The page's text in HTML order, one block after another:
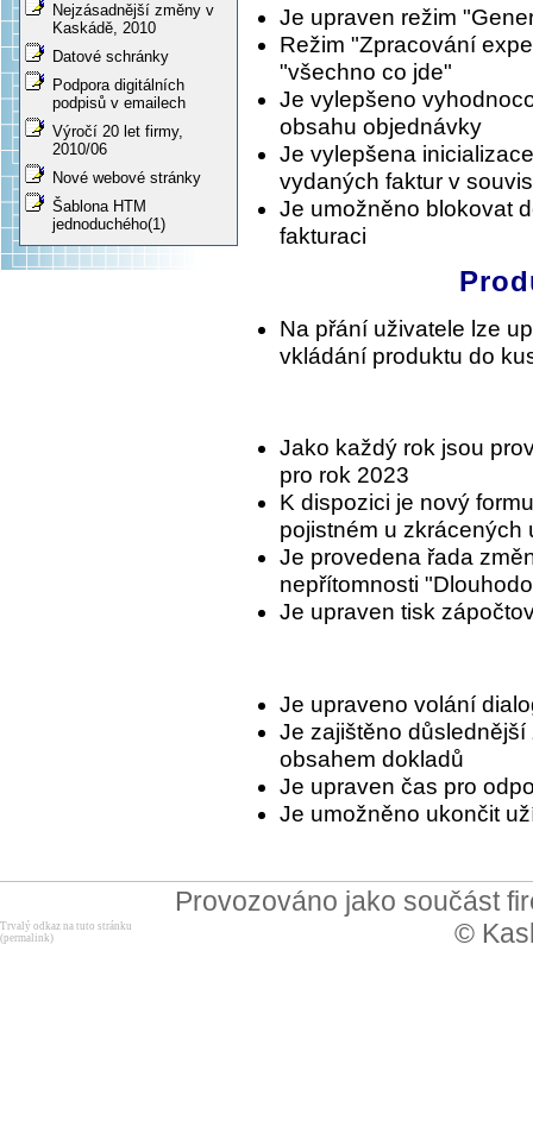
Nejzásadnější změny v
Kaskádě, 2010
Datové schránky
Podpora digitálních
podpisů v emailech
Výročí 20 let firmy,
2010/06
Nové webové stránky
Šablona HTM
jednoduchého(1)
Je upraven režim
Režim "Zpracování
"všechno co jde"
Je vylepšeno
obsahu objednávky
Je vylepšena
vydaných faktur v
Je umožněno blokovat
fakturaci
Na přání uživatele lze
vkládání produktu do
Jako každý rok jsou
pro rok 2023
K dispozici je nový
pojistném u zkrácených
Je provedena řada
nepřítomnosti
Je upraven tisk
Je upraveno volání
Je zajištěno
obsahem dokladů
Je upraven čas pro
Je umožněno ukončit
Provozováno jako součást
©
Trvalý odkaz na tuto stránku
(permalink)